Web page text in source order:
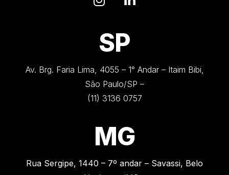
SP
Av. Brg. Faria Lima, 4055 – 1° Andar – Itaim Bibi,
São Paulo/SP –
(11) 3136 0757
MG
Rua Sergipe, 1440 – 7º andar – Savassi, Belo